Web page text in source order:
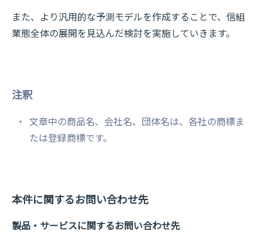
また、より汎用的な予測モデルを作成することで、信組
業態全体の展開を見込んだ検討を実施していきます。
注釈
文章中の商品名、会社名、団体名は、各社の商標ま
たは登録商標です。
本件に関するお問い合わせ先
製品・サービスに関するお問い合わせ先